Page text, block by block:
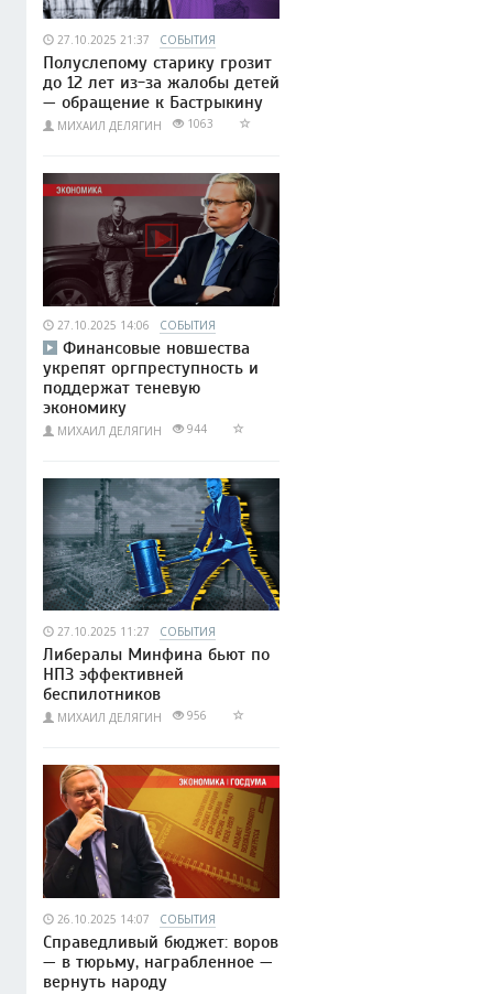
27.10.2025 21:37 СОБЫТИЯ
Полуслепому старику грозит
до 12 лет из-за жалобы детей
— обращение к Бастрыкину
МИХАИЛ ДЕЛЯГИН 1063
27.10.2025 14:06 СОБЫТИЯ
Финансовые новшества
укрепят оргпреступность и
поддержат теневую
экономику
МИХАИЛ ДЕЛЯГИН 944
27.10.2025 11:27 СОБЫТИЯ
Либералы Минфина бьют по
НПЗ эффективней
беспилотников
МИХАИЛ ДЕЛЯГИН 956
26.10.2025 14:07 СОБЫТИЯ
Справедливый бюджет: воров
— в тюрьму, награбленное —
вернуть народу